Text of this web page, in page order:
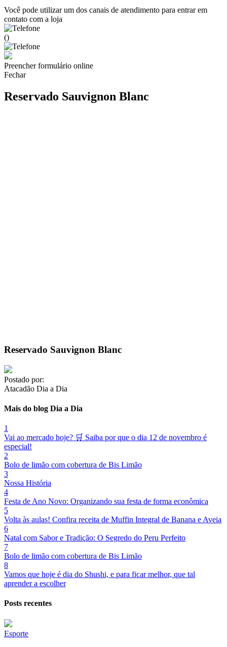
Você pode utilizar um dos canais de atendimento para entrar em
contato com a loja
()
Preencher formulário online
Fechar
Reservado Sauvignon Blanc
Reservado Sauvignon Blanc
Postado por:
Atacadão Dia a Dia
Mais do blog Dia a Dia
1
Vai ao mercado hoje? 🛒 Saiba por que o dia 12 de novembro é
especial!
2
Bolo de limão com cobertura de Bis Limão
3
Nossa História
4
Festa de Ano Novo: Organizando sua festa de forma econômica
5
Volta às aulas! Confira receita de Muffin Integral de Banana e Aveia
6
Natal com Sabor e Tradição: O Segredo do Peru Perfeito
7
Bolo de limão com cobertura de Bis Limão
8
Vamos que hoje é dia do Shushi, e para ficar melhor, que tal
aprender a escolher
Posts recentes
Esporte